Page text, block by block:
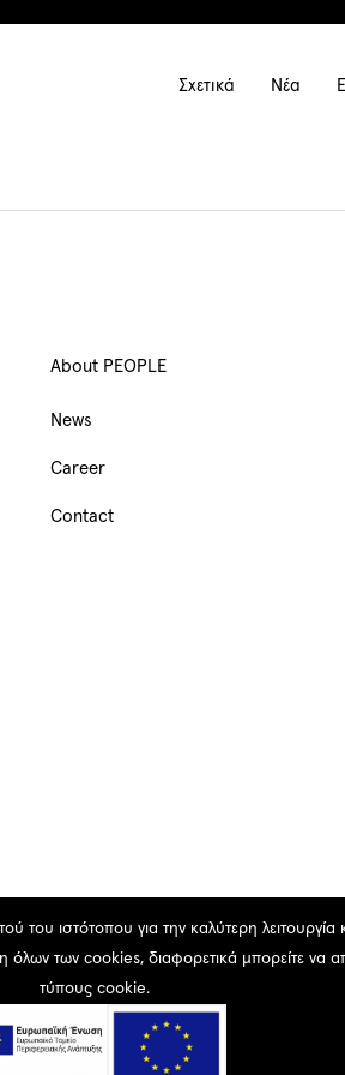
Main
Σχετικά Νέα
του ιστότοπου για την καλύτερη
όλων των cookies, διαφορετικά μπορείτε να
τύπους cookie.
Navigation
footer
About PEOPLE
News
Career
Contact